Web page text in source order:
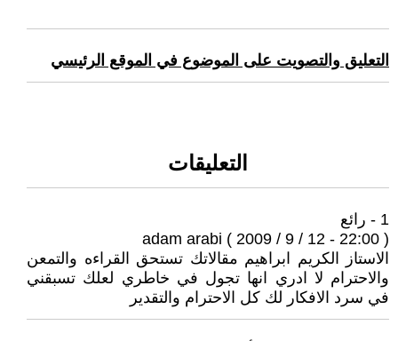
التعليق والتصويت على الموضوع في الموقع الرئيسي
التعليقات
1 - رائع
adam arabi ( 2009 / 9 / 12 - 22:00 )
الاستاز الكريم ابراهيم مقالاتك تستحق القراءه والتمعن
والاحترام لا ادري انها تجول في خاطري لعلك تسبقني
في سرد الافكار لك كل الاحترام والتقدير